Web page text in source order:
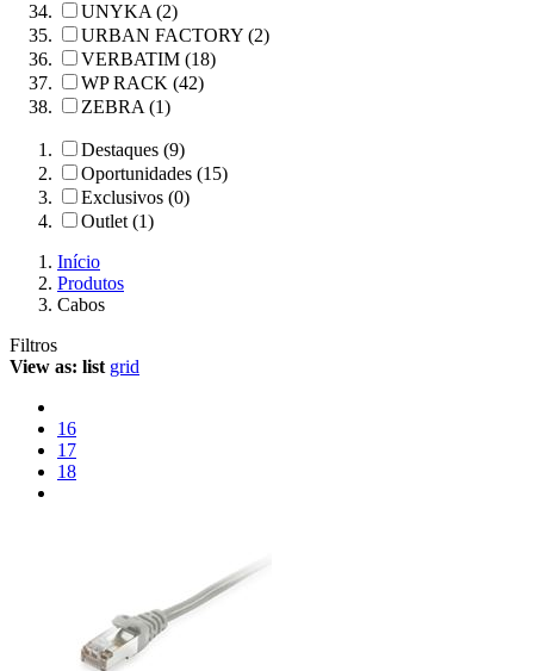
UNYKA (2)
URBAN FACTORY (2)
VERBATIM (18)
WP RACK (42)
ZEBRA (1)
Destaques (9)
Oportunidades (15)
Exclusivos (0)
Outlet (1)
Início
Produtos
Cabos
Filtros
View as: list grid
16
17
18